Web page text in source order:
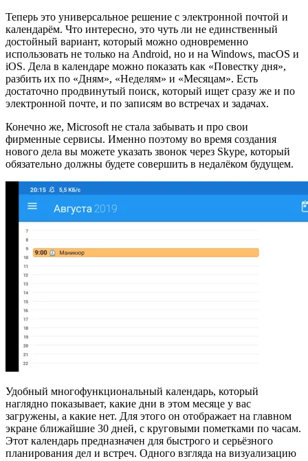
Теперь это универсальное решение с электронной почтой и
календарём. Что интересно, это чуть ли не единственный
достойный вариант, который можно одновременно
использовать не только на Android, но и на Windows, macOS и
iOS. Дела в календаре можно показать как «Повестку дня»,
разбить их по «Дням», «Неделям» и «Месяцам». Есть
достаточно продвинутый поиск, который ищет сразу же и по
электронной почте, и по записям во встречах и задачах.
Конечно же, Microsoft не стала забывать и про свои
фирменные сервисы. Именно поэтому во время создания
нового дела вы можете указать звонок через Skype, который
обязательно должны будете совершить в недалёком будущем.
Удобный многофункциональный календарь, который
наглядно показывает, какие дни в этом месяце у вас
загружены, а какие нет. Для этого он отображает на главном
экране ближайшие 30 дней, с круговыми пометками по часам.
Этот календарь предназначен для быстрого и серьёзного
планирования дел и встреч. Одного взгляда на визуализацию